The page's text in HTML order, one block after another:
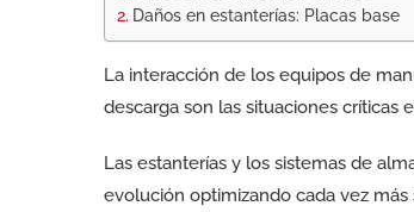
Daños en estanterías: Placas base
La interacción de los equipos de
descarga son las situaciones críticas
Las estanterías y los sistemas de
evolución optimizando cada vez